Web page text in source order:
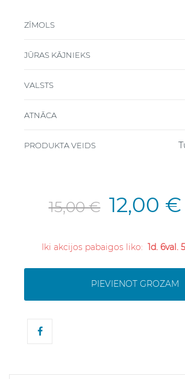
ZĪMOLS
JŪRAS KĀJNIEKS
VALSTS
ATNĀCA
PRODUKTA VEIDS
15,00 € 12,00 €
Iki akcijos pabaigos liko: 1d. 6val.
PIEVIENOT GROZAM